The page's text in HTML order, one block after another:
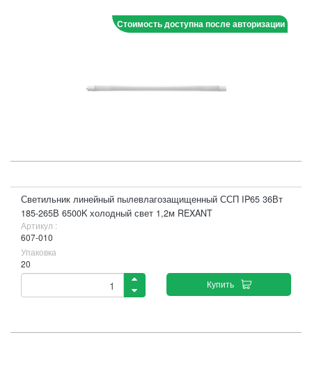
Стоимость доступна после авторизации
Светильник линейный пылевлагозащищенный ССП IP65 36Вт
185-265В 6500K холодный свет 1,2м REXANT
Артикул :
607-010
Упаковка
20
Купить